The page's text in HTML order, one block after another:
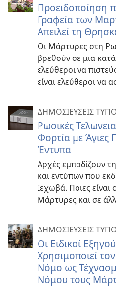
Προειδοποίηση
Γραφεία των
Απειλεί τη
Οι Μάρτυρες στη
βρεθούν σε μια
ελεύθεροι να
είναι ελεύθεροι να
ΔΗΜΟΣΙΕΥΣΕΙΣ
Ρωσικές
Φορτία με Άγιες
Έντυπα
Αρχές εμποδίζουν
και εντύπων που
Ιεχωβά. Ποιες είναι
Μάρτυρες και σε
ΔΗΜΟΣΙΕΥΣΕΙΣ
Οι Ειδικοί
Χρησιμοποιεί
Νόμο ως
Νόμου τους